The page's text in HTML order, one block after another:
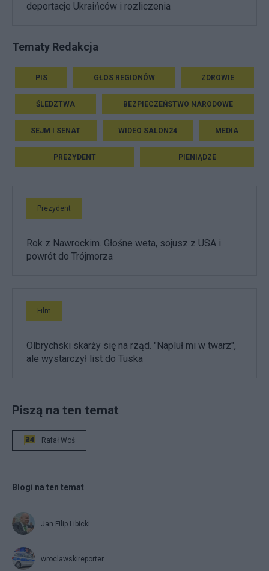
deportacje Ukraińców i rozliczenia
Tematy Redakcja
PIS GŁOS REGIONÓW ZDROWIE
ŚLEDZTWA BEZPIECZEŃSTWO NARODOWE
SEJM I SENAT WIDEO SALON24 MEDIA
PREZYDENT PIENIĄDZE
Prezydent
Rok z Nawrockim. Głośne weta, sojusz z USA i
powrót do Trójmorza
Film
Olbrychski skarży się na rząd. "Napluł mi w twarz",
ale wystarczył list do Tuska
Piszą na ten temat
Rafał Woś
Blogi na ten temat
Jan Filip Libicki
wroclawskireporter